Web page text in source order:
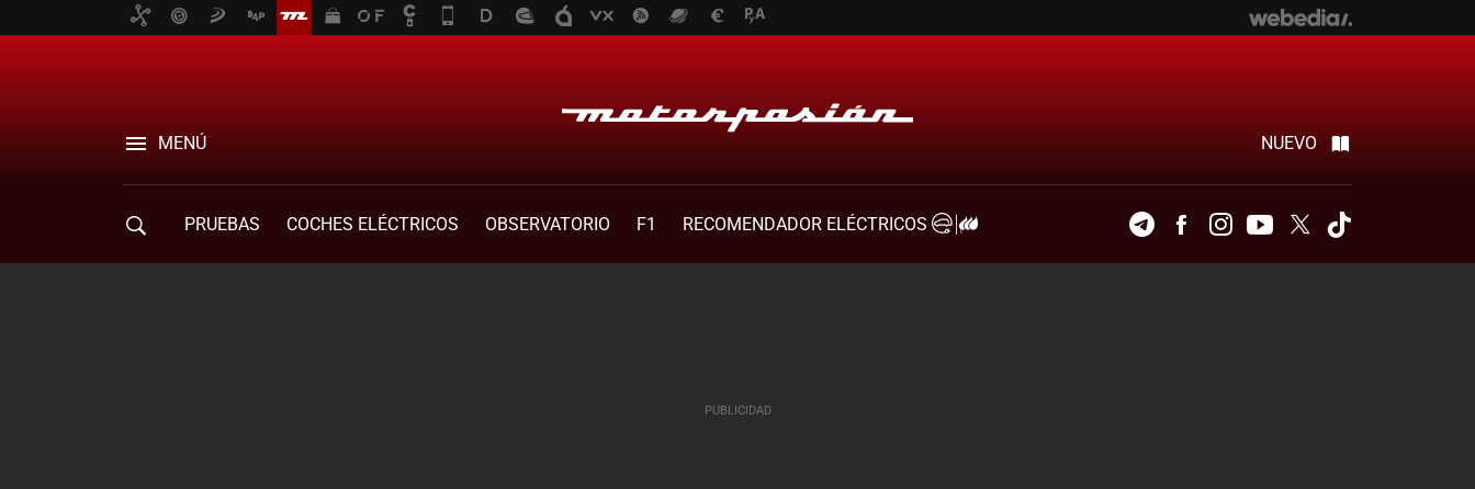
MENÚ NUEVO
PRUEBAS COCHES ELÉCTRICOS OBSERVATORIO F1
RECOMENDADOR ELÉCTRICOS
TelegramFacebookInstagramYoutubeTwitter